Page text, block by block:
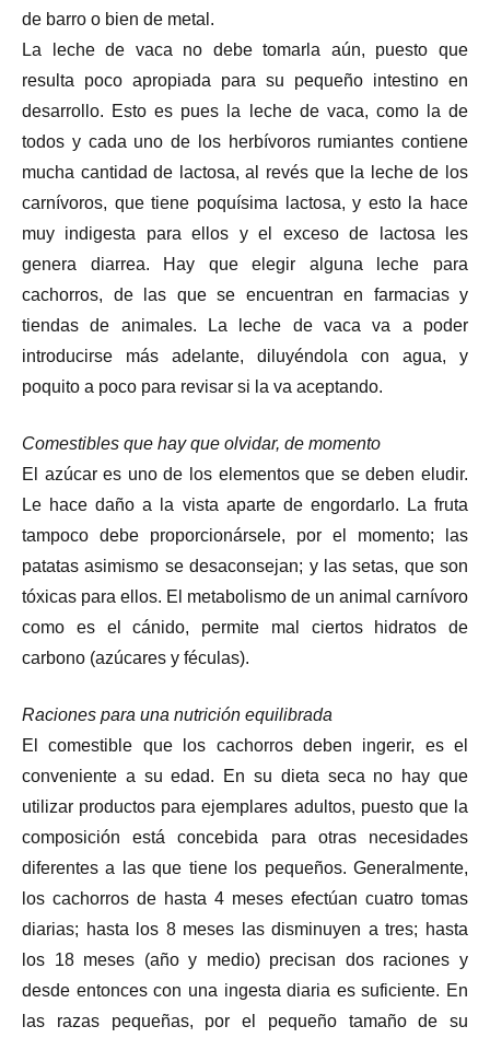
de barro o bien de metal.
La leche de vaca no debe tomarla aún, puesto que
resulta poco apropiada para su pequeño intestino en
desarrollo. Esto es pues la leche de vaca, como la de
todos y cada uno de los herbívoros rumiantes contiene
mucha cantidad de lactosa, al revés que la leche de los
carnívoros, que tiene poquísima lactosa, y esto la hace
muy indigesta para ellos y el exceso de lactosa les
genera diarrea. Hay que elegir alguna leche para
cachorros, de las que se encuentran en farmacias y
tiendas de animales. La leche de vaca va a poder
introducirse más adelante, diluyéndola con agua, y
poquito a poco para revisar si la va aceptando.
Comestibles que hay que olvidar, de momento
El azúcar es uno de los elementos que se deben eludir.
Le hace daño a la vista aparte de engordarlo. La fruta
tampoco debe proporcionársele, por el momento; las
patatas asimismo se desaconsejan; y las setas, que son
tóxicas para ellos. El metabolismo de un animal carnívoro
como es el cánido, permite mal ciertos hidratos de
carbono (azúcares y féculas).
Raciones para una nutrición equilibrada
El comestible que los cachorros deben ingerir, es el
conveniente a su edad. En su dieta seca no hay que
utilizar productos para ejemplares adultos, puesto que la
composición está concebida para otras necesidades
diferentes a las que tiene los pequeños. Generalmente,
los cachorros de hasta 4 meses efectúan cuatro tomas
diarias; hasta los 8 meses las disminuyen a tres; hasta
los 18 meses (año y medio) precisan dos raciones y
desde entonces con una ingesta diaria es suficiente. En
las razas pequeñas, por el pequeño tamaño de su